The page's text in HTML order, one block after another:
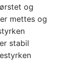
og
mettes og
stabil